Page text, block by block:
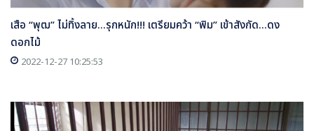
เสือ “พุฒ” ไม่ทิ้งลาย...รุกหนัก!!! เตรียมคว้า “พิม” เข้าสังกัด...ดง
ดอกไม้
2022-12-27 10:25:53